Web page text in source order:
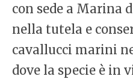
con sede a Marina
nella tutela e
cavallucci marini
dove la specie è in